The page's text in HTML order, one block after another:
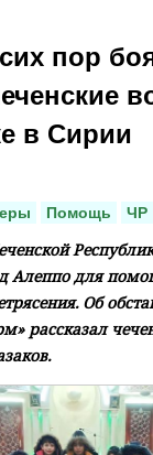
пор
в Сирии
Помощь ЧР
Алеппо для
Об
рассказал